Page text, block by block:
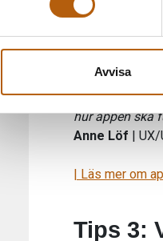
Avvisa
funktionerna i
funktioner
att testa och
hur appen ska
Anne Löf |
| Läs mer om
Tips 3: